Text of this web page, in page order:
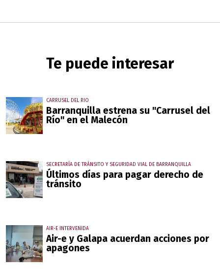
Te puede interesar
CARRUSEL DEL RIO
Barranquilla estrena su "Carrusel del
Río" en el Malecón
SECRETARÍA DE TRÁNSITO Y SEGURIDAD VIAL DE BARRANQUILLA
Últimos días para pagar derecho de
tránsito
AIR-E INTERVENIDA
Air-e y Galapa acuerdan acciones por
apagones